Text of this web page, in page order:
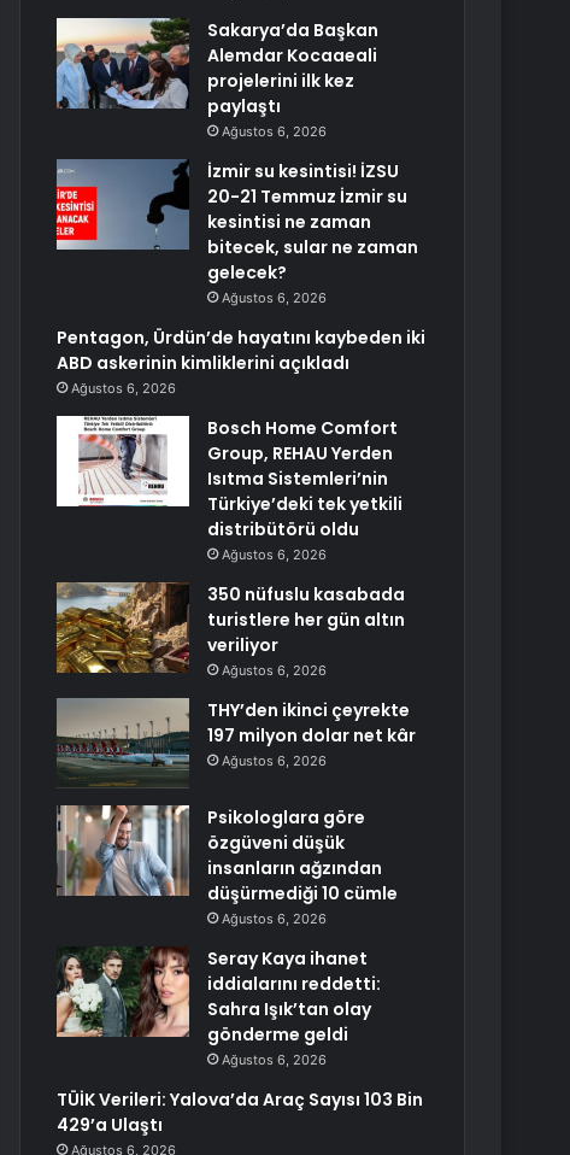
Sakarya’da Başkan
Alemdar Kocaaeali
projelerini ilk kez
paylaştı
Ağustos 6, 2026
İzmir su kesintisi! İZSU
20-21 Temmuz İzmir su
kesintisi ne zaman
bitecek, sular ne zaman
gelecek?
Ağustos 6, 2026
Pentagon, Ürdün’de hayatını kaybeden iki
ABD askerinin kimliklerini açıkladı
Ağustos 6, 2026
Bosch Home Comfort
Group, REHAU Yerden
Isıtma Sistemleri’nin
Türkiye’deki tek yetkili
distribütörü oldu
Ağustos 6, 2026
350 nüfuslu kasabada
turistlere her gün altın
veriliyor
Ağustos 6, 2026
THY’den ikinci çeyrekte
197 milyon dolar net kâr
Ağustos 6, 2026
Psikologlara göre
özgüveni düşük
insanların ağzından
düşürmediği 10 cümle
Ağustos 6, 2026
Seray Kaya ihanet
iddialarını reddetti:
Sahra Işık’tan olay
gönderme geldi
Ağustos 6, 2026
TÜİK Verileri: Yalova’da Araç Sayısı 103 Bin
429’a Ulaştı
Ağustos 6, 2026